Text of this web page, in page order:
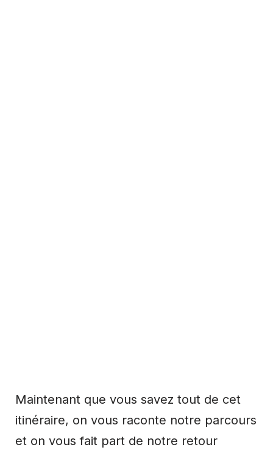
Maintenant que vous savez tout de cet
itinéraire, on vous raconte notre parcours
et on vous fait part de notre retour